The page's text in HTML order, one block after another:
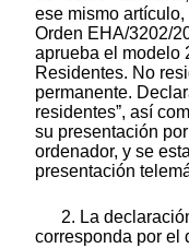
ese mismo
Orden EHA/3202/
aprueba el modelo
Residentes. No
permanente.
residentesˮ, así
su presentación
ordenador, y se
presentación
2. La
corresponda por el